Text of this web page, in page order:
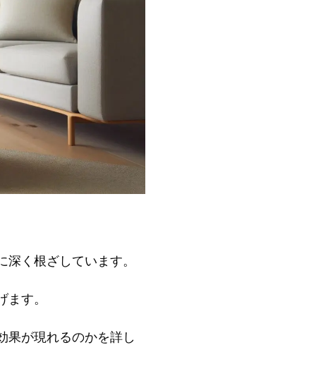
く根ざしています。
す。
果が現れるのかを詳し